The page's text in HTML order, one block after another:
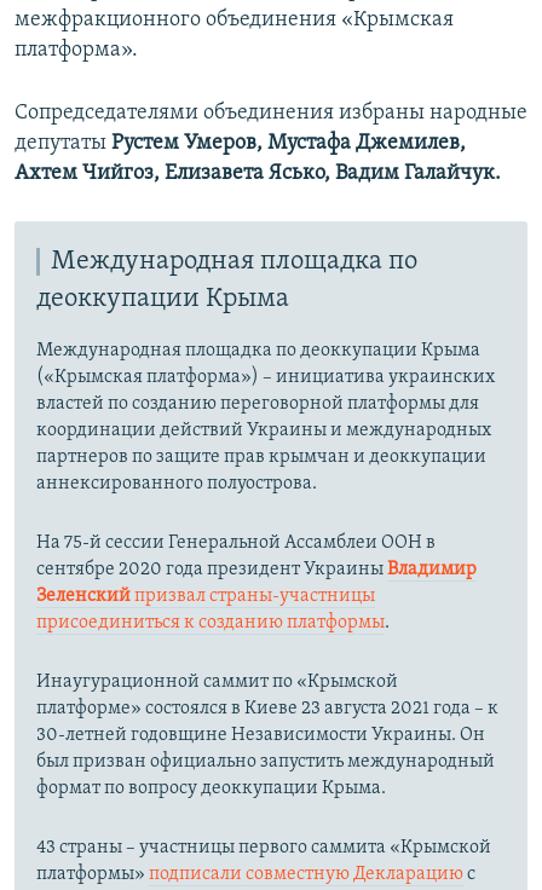
межфракционного объединения «Крымская
платформа».
Сопредседателями объединения избраны народные
депутаты Рустем Умеров, Мустафа Джемилев,
Ахтем Чийгоз, Елизавета Ясько, Вадим Галайчук.
Международная площадка по
деоккупации Крыма
Международная площадка по деоккупации Крыма
(«Крымская платформа») – инициатива украинских
властей по созданию переговорной платформы для
координации действий Украины и международных
партнеров по защите прав крымчан и деоккупации
аннексированного полуострова.
На 75-й сессии Генеральной Ассамблеи ООН в
сентябре 2020 года президент УкраиныВладимир
Зеленскийпризвал страны-участницы
присоединиться к созданию платформы.
Инаугурационной саммит по «Крымской
платформе» состоялся в Киеве 23 августа 2021 года – к
30-летней годовщине Независимости Украины. Он
был призван официально запустить международный
формат по вопросу деоккупации Крыма.
43 страны – участницы первого саммита «Крымской
платформы» подписали совместную Декларациюс